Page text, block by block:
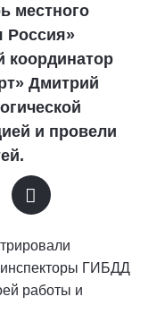
местного
Россия»
координатор
Дмитрий
и провели
инспекторы ГИБДД
работы и